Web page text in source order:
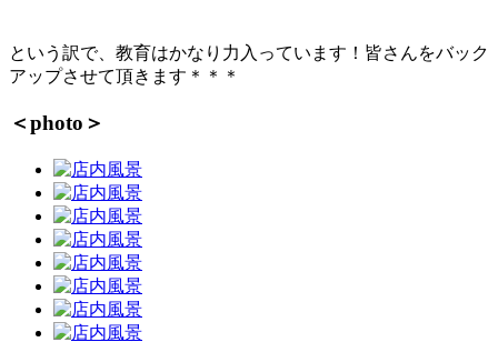
という訳で、教育はかなり力入っています！皆さんをバック
アップさせて頂きます＊＊＊
＜photo＞